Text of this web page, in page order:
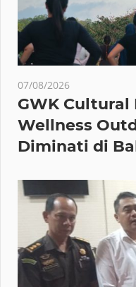
07/08/2026
GWK Cultural
Wellness
Diminati di